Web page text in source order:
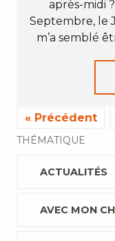
après-midi
Septembre, le
m’a semblé
« Précédent
THÉMATIQUE
ACTUALITÉS
AVEC MON